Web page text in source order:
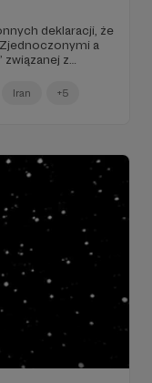
deklaracji, że
a
związanej z
eskalacja...
Iran +5